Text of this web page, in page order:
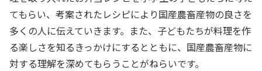
てもらい、考案されたレシピにより国産農畜産物の良さを
多くの人に伝えていきます。また、子どもたちが料理を作
る楽しさを知るきっかけにするとともに、国産農畜産物に
対する理解を深めてもらうことがねらいです。